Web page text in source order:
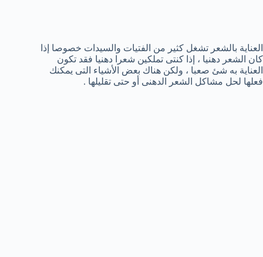
العناية بالشعر تشغل كثير من الفتيات والسيدات خصوصا إذا
كان الشعر دهنيا ، إذا كنتى تملكين شعرا دهنيا فقد تكون
العناية به شئ صعبا ، ولكن هناك بعض الأشياء التى يمكنك
فعلها لحل مشاكل الشعر الدهنى أو حتى تقليلها .